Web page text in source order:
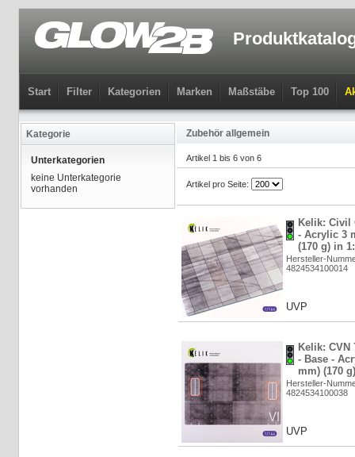
Start Filter Kategorien Marken Maßstäbe Top 100
Kategorie
Unterkategorien
keine Unterkategorie
vorhanden
Zubehör allgemein
Artikel 1 bis 6 von 6
Artikel pro Seite:
Kelik: Civil
- Acrylic 3
(170 g) in
Hersteller-
4824534100014
UVP
Kelik: CVN
- Base -
mm) (170
Hersteller-
4824534100038
UVP